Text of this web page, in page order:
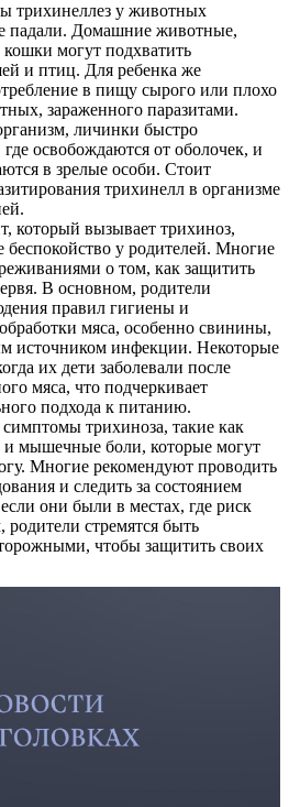
трихинеллез у животных
падали. Домашние животные,
могут подхватить
и птиц. Для ребенка же
в пищу сырого или плохо
зараженного паразитами.
личинки быстро
освобождаются от оболочек, и
в зрелые особи. Стоит
трихинелл в организме
который вызывает трихиноз,
у родителей. Многие
о том, как защитить
В основном, родители
правил гигиены и
мяса, особенно свинины,
источником инфекции. Некоторые
их дети заболевали после
мяса, что подчеркивает
подхода к питанию.
трихиноза, такие как
и мышечные боли, которые могут
Многие рекомендуют проводить
и следить за состоянием
они были в местах, где риск
стремятся быть
чтобы защитить своих